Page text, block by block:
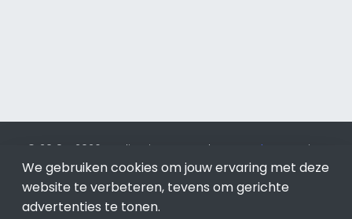
© 2019 - 2026 Realisatie en SEO door SEO-bureau
Lion
Internet. Betaal alleen voor bewezen resultaten?SEO
optimalisatie No Cure No Pay .Waalwijkis onderdeel van Lion
Internet.
We gebruiken cookies om jouw ervaring met deze
website te verbeteren, tevens om gerichte
advertenties te tonen.